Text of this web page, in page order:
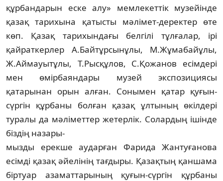
құрбандарын еске алу» мемлекеттік муз­ейінде
қазақ тарихына қатысты мәлімет-деректер өте
көп. Қазақ тарихындағы белгілі тұлғалар, ірі
қайраткерлер А.Байтұрсынұлы, М.Жұмабайұлы,
Ж.Аймауытұлы, Т.Рысқұлов, С.Қожанов есімдері
мен өмірбаяндары музей экспозициясы
қатарынан орын алған. Соны­мен қатар қуғын-
сүргін құрбаны болған қазақ ұлтының өкілдері
туралы да мәліметтер жетерлік. Солардың ішінде
біздің назары-
м­ызды ерекше аударған Фарида Жантуғанова
есімді қазақ әйелінің тағдыры. Қазақтың қан­шама
біртуар азаматтарының қуғын-сүр­гін құрбаны